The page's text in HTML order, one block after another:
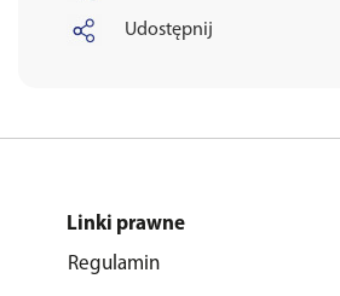
Udostępnij
Linki prawne
Regulamin